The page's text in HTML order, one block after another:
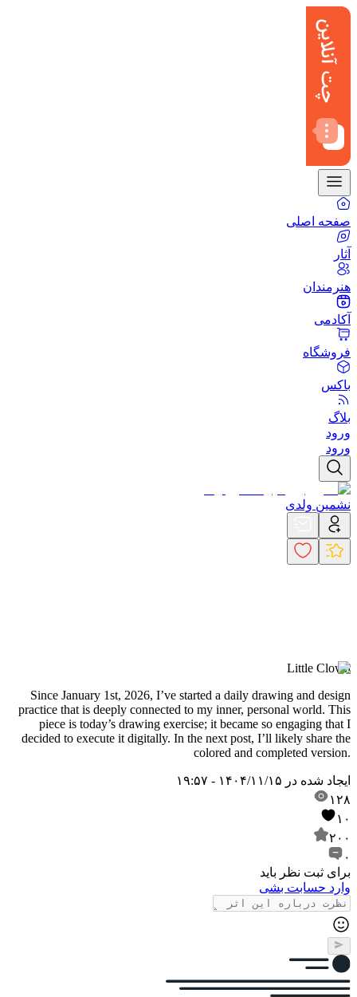
صفحه اصلی
آثار
هنرمندان
آکادمی
فروشگاه
باکس
بلاگ
ورود
ورود
نشمین ولدی
Little Clown
Since January 1st, 2026, I’ve started a daily drawing and design
practice that is deeply connected to my inner, personal world. This
piece is today’s drawing exercise; it became so engaging that I
decided to execute it digitally. In the next post, I’ll likely share the
colored and completed version.
ایجاد شده در ۱۴۰۴/۱۱/۱۵ - ۱۹:۵۷
۱۲۸
۱۰
۲۰۰
۰
برای ثبت نظر باید
وارد حسابت بشی